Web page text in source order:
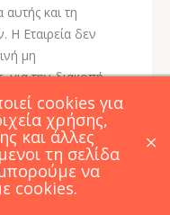
και τη
Η Εταιρεία δεν
μη
για την διακοπή
της ή για
η Εταιρεία δεν
εξαιτίας των
τιμών
×
cookies για
χρήσης,
και άλλες
τη σελίδα
να
cookies.